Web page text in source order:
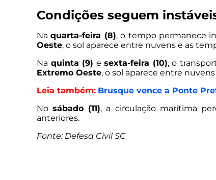
Condições seguem
Naquarta-feira (8), o tempo permanece
Oeste, o sol aparece entre nuvens e as
Na quinta (9) e sexta-feira (10), o
Extremo Oeste, o sol aparece entre
Leia também: Brusque vence a Ponte
Nosábado (11), a circulação marítima
anteriores.
Fonte: Defesa Civil SC